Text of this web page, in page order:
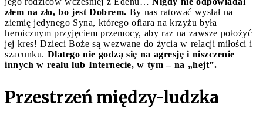
złem na zło, bo jest Dobrem. By nas ratować wysłał na
ziemię jedynego Syna, którego ofiara na krzyżu była
heroicznym przyjęciem przemocy, aby raz na zawsze położyć
jej kres! Dzieci Boże są wezwane do życia w relacji miłości i
szacunku. Dlatego nie godzą się na agresję i niszczenie
innych w realu lub Internecie, w tym – na „hejt”.
Przestrzeń między-ludzka